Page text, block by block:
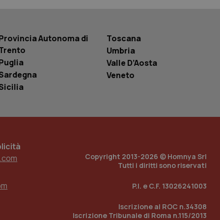
Autonoma di
Toscana
Umbria
Valle D’Aosta
Veneto
Copyright 2013-2026 © Homnya Srl
Tutti i diritti sono riservati
P.I. e C.F. 13026241003
Iscrizione al ROC n.34308
Iscrizione Tribunale di Roma n.115/2013
il sito, ma un
Analytics
di
traccia
incorporati
del sito web sta
di